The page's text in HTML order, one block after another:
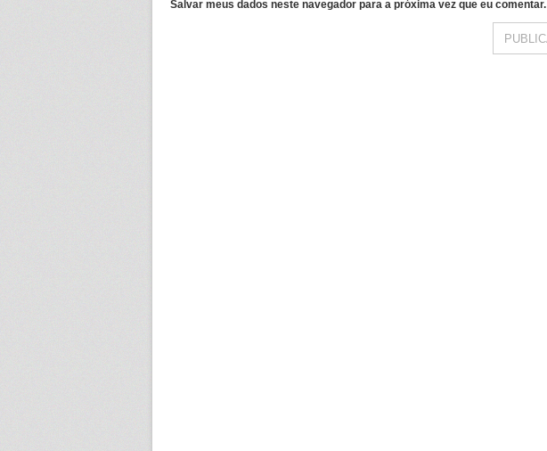
Salvar meus dados neste navegador para a próxima vez que eu comentar.